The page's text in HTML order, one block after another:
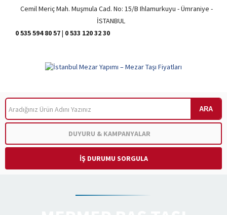
Cemil Meriç Mah. Muşmula Cad. No: 15/B Ihlamurkuyu - Ümraniye -
İSTANBUL
0 535 594 80 57| 0 533 120 32 30
ARA
DUYURU & KAMPANYALAR
İŞ DURUMU SORGULA